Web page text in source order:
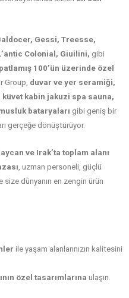
Gessi, Treesse,
Colonial, Giuilini, gibi
100’ün üzerinde özel
Group, duvar ve yer seramiği,
kabin jakuzi spa sauna,
bataryaları gibi geniş bir
gerçeğe dönüştürüyor.
ve Irak’ta toplam alanı
, uzman personeli, güçlü
size dünyanın en zengin ürün
ile yaşam alanlarınızın kalitesini
özel tasarımlarına ulaşın.